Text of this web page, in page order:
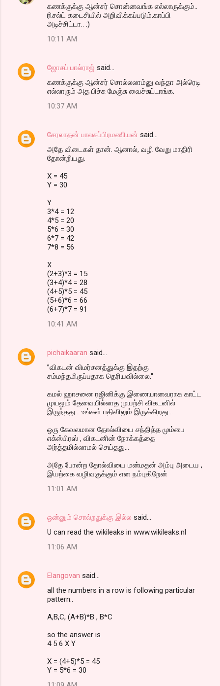
கணக்குக்கு ஆன்சர் சொன்னவங்க எல்லாருக்கும்..
ரிசல்ட் கடைசியில் அறிவிக்கப்படும்.காப்பி
அடிச்சிட்டா.. :)
10:11 AM
ஜோசப் பால்ராஜ் said…
கணக்குக்கு ஆன்சர் சொல்லலாம்னு வந்தா அல்ரெடி
எல்லாரும் அத பிச்சு மேஞ்சு வைச்சுட்டாங்க.
10:37 AM
சேரலாதன் பாலசுப்பிரமணியன் said…
அதே விடைகள் தான். ஆனால், வழி வேறு மாதிரி
தோன்றியது.
X = 45
Y = 30
Y
3*4 = 12
4*5 = 20
5*6 = 30
6*7 = 42
7*8 = 56
X
(2+3)*3 = 15
(3+4)*4 = 28
(4+5)*5 = 45
(5+6)*6 = 66
(6+7)*7 = 91
10:41 AM
pichaikaaran said…
”விகடன் விமர்சனத்துக்கு இதற்கு
சம்மந்தமிருப்பதாக தெரியவில்லை."
கமல் ஹாசனை ரஜினிக்கு இணையானவராக காட்ட
முயலும் தேவையில்லாத முயற்சி விகடனில்
இருந்தது... உங்கள் பதிவிலும் இருக்கிறது...
ஒரு கேவலமான தோல்வியை சந்தித்த மும்பை
எக்ஸ்பிரஸ் , விகடனின் நோக்கத்தை
அர்த்தமில்லாமல் செய்தது...
அதே போன்ற தோல்வியை மன்மதன் அம்பு அடைய ,
இயற்கை வழிவகுக்கும் என நம்புகிறேன்
11:01 AM
ஒன்னும் சொல்றதுக்கு இல்ல said…
U can read the wikileaks in www.wikileaks.nl
11:06 AM
Elangovan said…
all the numbers in a row is following particular
pattern..
A,B,C, (A+B)*B , B*C
so the answer is
4 5 6 X Y
X = (4+5)*5 = 45
Y = 5*6 = 30